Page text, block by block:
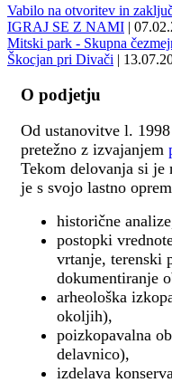
Vabilo na otvoritev in
IGRAJ SE Z NAMI |
Mitski park - Skupna
Škocjan pri Divači |
O podjetju
Od ustanovitve l.
pretežno z izvajanjem
Tekom delovanja si je
je s svojo lastno
historične
postopki
vrtanje, terenski
dokumentiranje
arheološka
okoljih),
poizkopavalna
delavnico),
izdelava